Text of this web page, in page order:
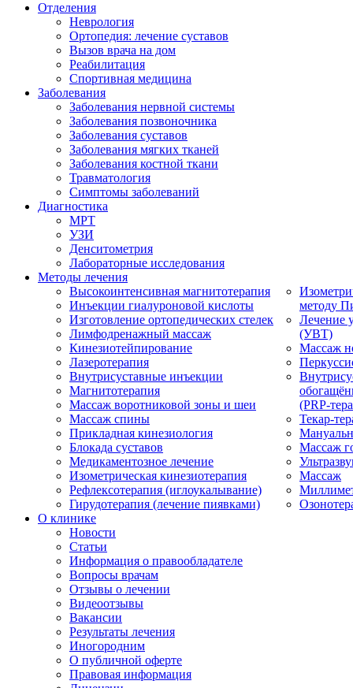
Отделения
Неврология
Ортопедия: лечение суставов
Вызов врача на дом
Реабилитация
Спортивная медицина
Заболевания
Заболевания нервной системы
Заболевания позвоночника
Заболевания суставов
Заболевания мягких тканей
Заболевания костной ткани
Травматология
Симптомы заболеваний
Диагностика
МРТ
УЗИ
Денситометрия
Лабораторные исследования
Методы лечения
Высокоинтенсивная магнитотерапия
Инъекции гиалуроновой кислоты
Изготовление ортопедических стелек
Лимфодренажный массаж
Кинезиотейпирование
Лазеротерапия
Внутрисуставные инъекции
Магнитотерапия
Массаж воротниковой зоны и шеи
Массаж спины
Прикладная кинезиология
Блокада суставов
Медикаментозное лечение
Изометрическая кинезиотерапия
Рефлексотерапия (иглоукалывание)
Гирудотерапия (лечение пиявками)
методу
Лечение
(УВТ)
Массаж
(PRP-
Текар-
Массаж
Массаж
О клинике
Новости
Статьи
Информация о правообладателе
Вопросы врачам
Отзывы о лечении
Видеоотзывы
Вакансии
Результаты лечения
Иногородним
О публичной оферте
Правовая информация